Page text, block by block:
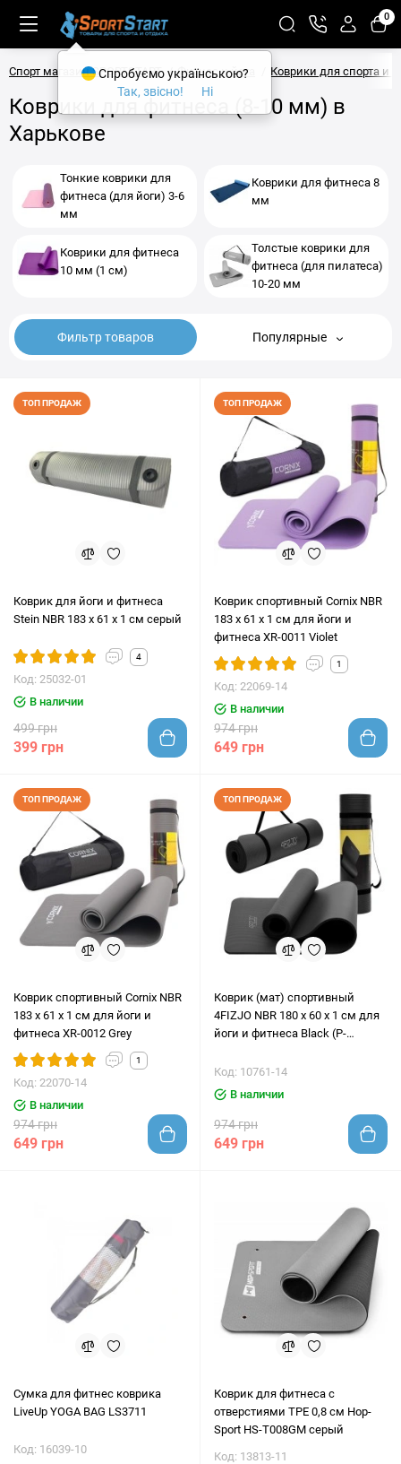
0
Спорт магазин SPORTSTART Фитнес и йога Коврики для спорта и
Коврики для фитнеса (8-10 мм) в
Харькове
Тонкие коврики для
фитнеса (для йоги) 3-6
мм
Коврики для фитнеса 8
мм
Коврики для фитнеса
10 мм (1 см)
Толстые коврики для
фитнеса (для пилатеса)
10-20 мм
Фильтр товаров Популярные
ТОП ПРОДАЖ
Коврик для йоги и фитнеса
Stein NBR 183 х 61 х 1 см серый
4
Код: 25032-01
В наличии
499 грн
399 грн
ТОП ПРОДАЖ
Коврик спортивный Cornix NBR
183 x 61 x 1 cм для йоги и
фитнеса XR-0011 Violet
1
Код: 22069-14
В наличии
974 грн
649 грн
ТОП ПРОДАЖ
Коврик спортивный Cornix NBR
183 x 61 x 1 cм для йоги и
фитнеса XR-0012 Grey
1
Код: 22070-14
В наличии
974 грн
649 грн
ТОП ПРОДАЖ
Коврик (мат) спортивный
4FIZJO NBR 180 x 60 x 1 см для
йоги и фитнеса Black (P-
Код: 10761-14
В наличии
974 грн
649 грн
Сумка для фитнес коврика
LiveUp YOGA BAG LS3711
Код: 16039-10
Коврик для фитнеса с
отверстиями TPE 0,8 см Hop-
Sport HS-T008GM серый
Код: 13813-11
Спробуємо українською?
Так, звісно!
Ні